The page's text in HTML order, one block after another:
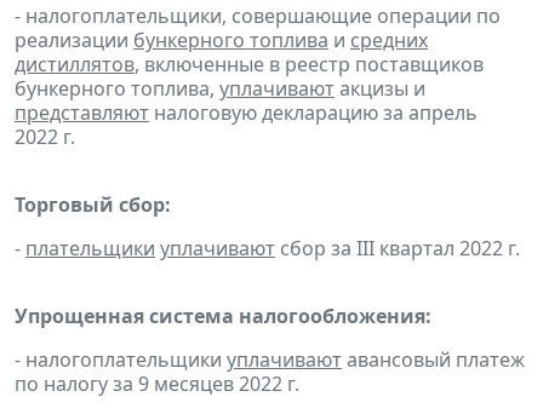
- налогоплательщики, совершающие операции по
реализации бункерного топлива и средних
дистиллятов, включенные в реестр поставщиков
бункерного топлива, уплачиваютакцизы и
представляют налоговую декларацию за апрель
2022 г.
Торговый сбор:
- плательщики уплачивают сбор за III квартал 2022 г.
Упрощенная система налогообложения:
- налогоплательщики уплачиваютавансовый платеж
по налогу за 9 месяцев 2022 г.